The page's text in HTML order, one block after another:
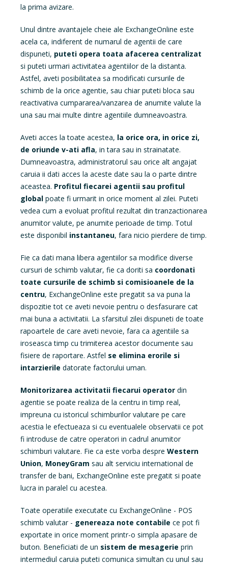
la prima avizare.
Unul dintre avantajele cheie ale ExchangeOnline este
acela ca, indiferent de numarul de agentii de care
dispuneti, puteti opera toata afacerea centralizat
si puteti urmari activitatea agentiilor de la distanta.
Astfel, aveti posibilitatea sa modificati cursurile de
schimb de la orice agentie, sau chiar puteti bloca sau
reactivativa cumpararea/vanzarea de anumite valute la
una sau mai multe dintre agentiile dumneavoastra.
Aveti acces la toate acestea, la orice ora, in orice zi,
de oriunde v-ati afla, in tara sau in strainatate.
Dumneavoastra, administratorul sau orice alt angajat
caruia ii dati acces la aceste date sau la o parte dintre
aceastea. Profitul fiecarei agentii sau profitul
global poate fi urmarit in orice moment al zilei. Puteti
vedea cum a evoluat profitul rezultat din tranzactionarea
anumitor valute, pe anumite perioade de timp. Totul
este disponibil instantaneu, fara nicio pierdere de timp.
Fie ca dati mana libera agentiilor sa modifice diverse
cursuri de schimb valutar, fie ca doriti sa coordonati
toate cursurile de schimb si comisioanele de la
centru, ExchangeOnline este pregatit sa va puna la
dispozitie tot ce aveti nevoie pentru o desfasurare cat
mai buna a activitatii. La sfarsitul zilei dispuneti de toate
rapoartele de care aveti nevoie, fara ca agentiile sa
iroseasca timp cu trimiterea acestor documente sau
fisiere de raportare. Astfel se elimina erorile si
intarzierile datorate factorului uman.
Monitorizarea activitatii fiecarui operator din
agentie se poate realiza de la centru in timp real,
impreuna cu istoricul schimburilor valutare pe care
acestia le efectueaza si cu eventualele observatii ce pot
fi introduse de catre operatori in cadrul anumitor
schimburi valutare. Fie ca este vorba despre Western
Union, MoneyGram sau alt serviciu international de
transfer de bani, ExchangeOnline este pregatit si poate
lucra in paralel cu acestea.
Toate operatiile executate cu ExchangeOnline - POS
schimb valutar - genereaza note contabile ce pot fi
exportate in orice moment printr-o simpla apasare de
buton. Beneficiati de un sistem de mesagerie prin
intermediul caruia puteti comunica simultan cu unul sau